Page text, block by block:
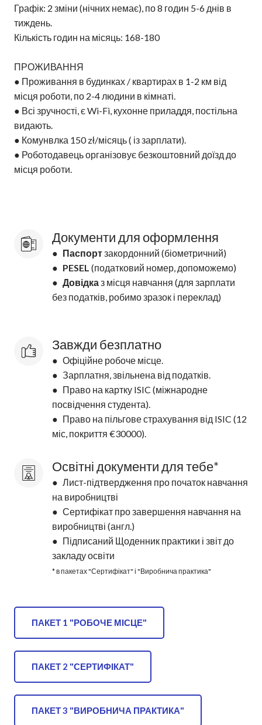
Графік: 2 зміни (нічних немає), по 8 годин 5-6 днів в
тиждень.
Кількість годин на місяць: 168-180
ПРОЖИВАННЯ
● Проживання в будинках / квартирах в 1-2 км від
місця роботи, по 2-4 людини в кімнаті.
● Всі зручності, є Wi-Fi, кухонне приладдя, постільна
видають.
● Комунвлка 150 zł/місяць ( із зарплати).
● Роботодавець організовує безкоштовний доїзд до
місця роботи.
Документи для оформлення
● Паспортзакордонний (біометричний)
● PESEL (податковий номер, допоможемо)
● Довідказ місця навчання (для зарплати
без податків, робимо зразок і переклад)
Завжди безплатно
● Офіційне робоче місце.
● Зарплатня, звільнена від податків.
● Право на картку ISIC (міжнародне
посвідчення студента).
● Право на пільгове страхування від ISIC (12
міс, покриття €30000).
Освітні документи для тебе*
● Лист-підтвердження про початок навчання
на виробництві
● Сертифікат про завершення навчання на
виробництві (англ.)
● Підписаний Щоденник практики і звіт до
закладу освіти
* в пакетах "Сертифікат" і "Виробнича практика"
ПАКЕТ 1 "РОБОЧЕ МІСЦЕ"
ПАКЕТ 2 "СЕРТИФІКАТ"
ПАКЕТ 3 "ВИРОБНИЧА ПРАКТИКА"